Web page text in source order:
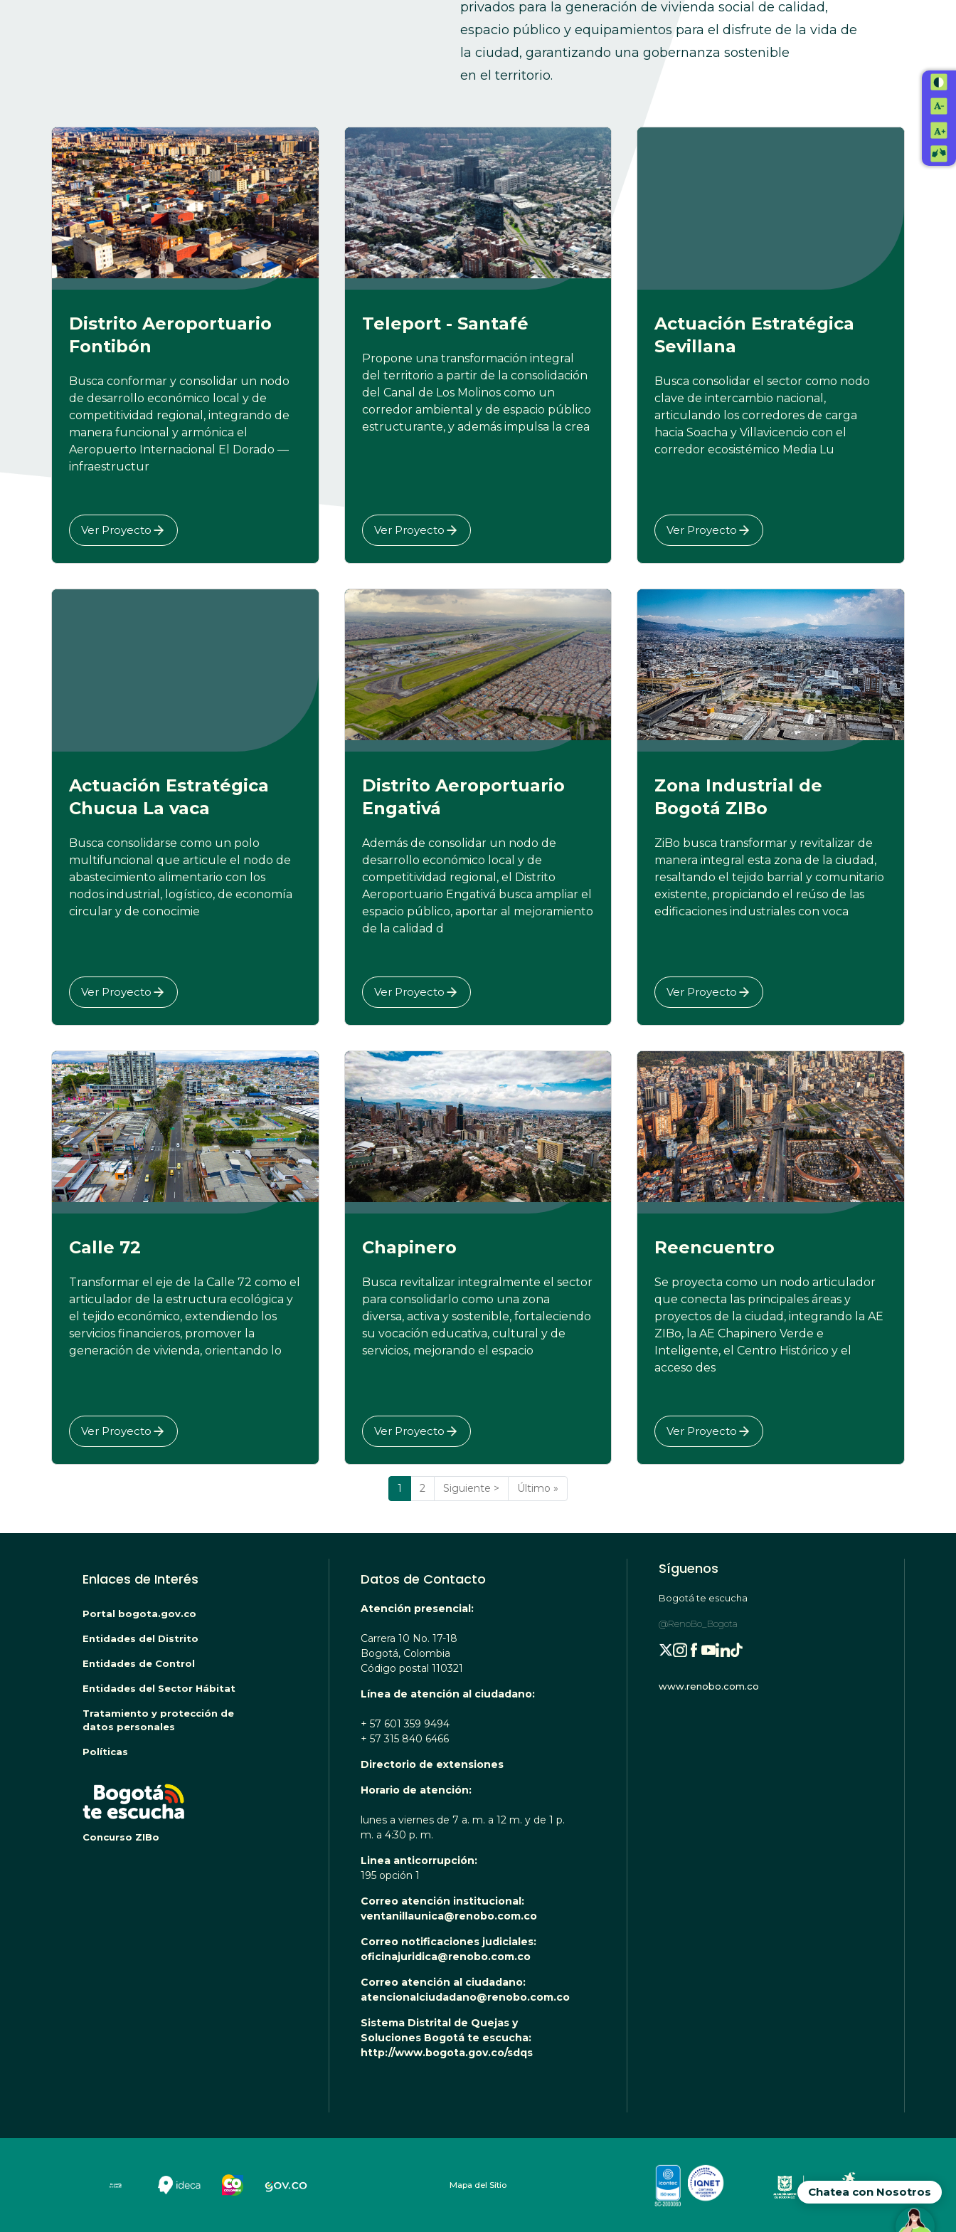
Chatea con Nosotros
privados para la generación de vivienda social de calidad,
espacio público y equipamientos para el disfrute de la vida de
la ciudad, garantizando una gobernanza sostenible
en el territorio.
Distrito Aeroportuario
Fontibón
Busca conformar y consolidar un nodo
de desarrollo económico local y de
competitividad regional, integrando de
manera funcional y armónica el
Aeropuerto Internacional El Dorado —
infraestructur
Ver Proyecto
Teleport - Santafé
Propone una transformación integral
del territorio a partir de la consolidación
del Canal de Los Molinos como un
corredor ambiental y de espacio público
estructurante, y además impulsa la crea
Ver Proyecto
Actuación Estratégica
Sevillana
Busca consolidar el sector como nodo
clave de intercambio nacional,
articulando los corredores de carga
hacia Soacha y Villavicencio con el
corredor ecosistémico Media Lu
Ver Proyecto
Actuación Estratégica
Chucua La vaca
Busca consolidarse como un polo
multifuncional que articule el nodo de
abastecimiento alimentario con los
nodos industrial, logístico, de economía
circular y de conocimie
Ver Proyecto
Distrito Aeroportuario
Engativá
Además de consolidar un nodo de
desarrollo económico local y de
competitividad regional, el Distrito
Aeroportuario Engativá busca ampliar el
espacio público, aportar al mejoramiento
de la calidad d
Ver Proyecto
Zona Industrial de
Bogotá ZIBo
ZiBo busca transformar y revitalizar de
manera integral esta zona de la ciudad,
resaltando el tejido barrial y comunitario
existente, propiciando el reúso de las
edificaciones industriales con voca
Ver Proyecto
Calle 72
Transformar el eje de la Calle 72 como el
articulador de la estructura ecológica y
el tejido económico, extendiendo los
servicios financieros, promover la
generación de vivienda, orientando lo
Ver Proyecto
Chapinero
Busca revitalizar integralmente el sector
para consolidarlo como una zona
diversa, activa y sostenible, fortaleciendo
su vocación educativa, cultural y de
servicios, mejorando el espacio
Ver Proyecto
Reencuentro
Se proyecta como un nodo articulador
que conecta las principales áreas y
proyectos de la ciudad, integrando la AE
ZIBo, la AE Chapinero Verde e
Inteligente, el Centro Histórico y el
acceso des
Ver Proyecto
Página
actual
1 Página
2
Siguiente
página
Siguiente >
Última
página
Último »
Enlaces de Interés
Portal bogota.gov.co
Entidades del Distrito
Entidades de Control
Entidades del Sector Hábitat
Tratamiento y protección de
datos personales
Políticas
Concurso ZIBo
Datos de Contacto
Atención presencial:
Carrera 10 No. 17-18
Bogotá, Colombia
Código postal 110321
Línea de atención al ciudadano:
+ 57 601 359 9494
+ 57 315 840 6466
Directorio de extensiones
Horario de atención:
lunes a viernes de 7 a. m. a 12 m. y de 1 p.
m. a 4:30 p. m.
Linea anticorrupción:
195 opción 1
Correo atención institucional:
ventanillaunica@renobo.com.co
Correo notificaciones judiciales:
oficinajuridica@renobo.com.co
Correo atención al ciudadano:
atencionalciudadano@renobo.com.co
Sistema Distrital de Quejas y
Soluciones Bogotá te escucha:
http://www.bogota.gov.co/sdqs
Síguenos
Bogotá te escucha
@RenoBo_Bogota
www.renobo.com.co
Mapa del Sitio